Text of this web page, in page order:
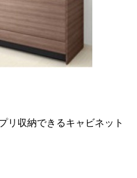
リ収納できるキャビネット